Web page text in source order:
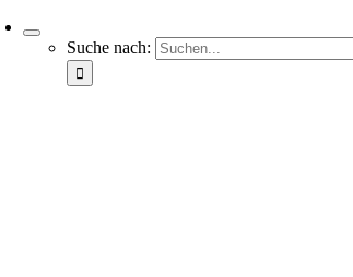
Suche nach: